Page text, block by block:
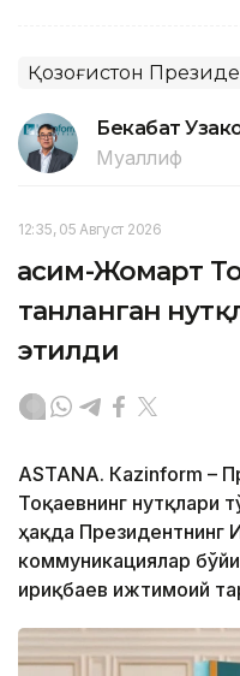
Қозоғистон
Бекабат
Муаллиф
12:35, 05 Август 2026
Қасим-Жомарт
танланган
этилди
ASTANА. Кazinform –
Тоқаевнинг нутқлари
ҳақда Президентнинг
коммуникациялар
Қириқбаев ижтимоий